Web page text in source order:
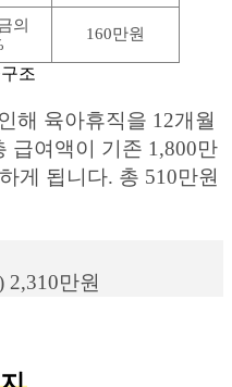
의
160만원
조
해 육아휴직을 12개월
급여액이 기존 1,800만
게 됩니다. 총 510만원
2,310만원